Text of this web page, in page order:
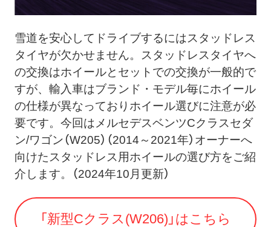
雪道を安心してドライブするにはスタッドレス
タイヤが欠かせません。
スタッドレスタイヤへ
の交換はホイールとセットでの交換が一般的で
すが、輸入車はブランド・モデル毎にホイール
の仕様が異なっておりホイール選びに注意が必
要です。今回はメルセデスベンツCクラスセダ
ン/ワゴン（W205）（2014～2021年）オーナーへ
向けたスタッドレス用ホイールの選び方をご紹
介します。
（2024年10月更新）
「新型Cクラス(W206)」はこちら